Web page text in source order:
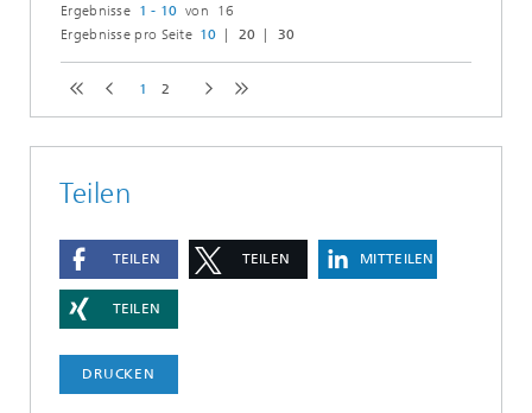
Ergebnisse 1 - 10 von 16
Ergebnisse pro Seite 10 20 30
1 2
Teilen
TEILEN TEILEN MITTEILEN
TEILEN
DRUCKEN